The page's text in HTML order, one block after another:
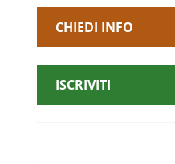
IIND-
03/B
ANGL-
CHIEDI INFO
ISCRIVITI